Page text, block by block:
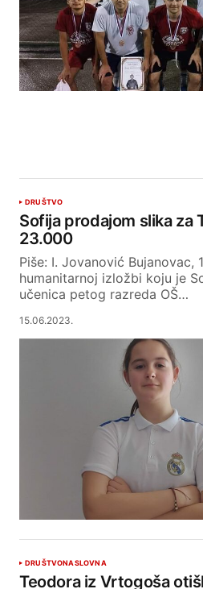
DRUŠTVO
Sofija prodajom slika za
23.000
Piše: I. Jovanović Bujanovac,
humanitarnoj izložbi koju je
učenica petog razreda OŠ…
15.06.2023.
DRUŠTVONASLOVNA
Teodora iz Vrtogoša